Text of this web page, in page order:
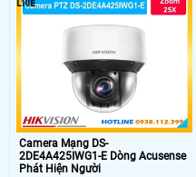
Camera Mạng DS-
2DE4A425IWG1-E Dòng Acusense
Phát Hiện Người